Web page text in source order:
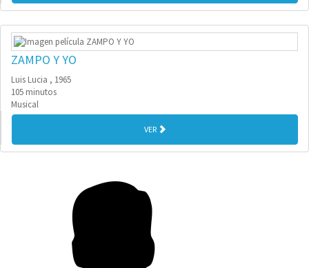
ZAMPO Y YO
Luis Lucia , 1965
105 minutos
Musical
VER